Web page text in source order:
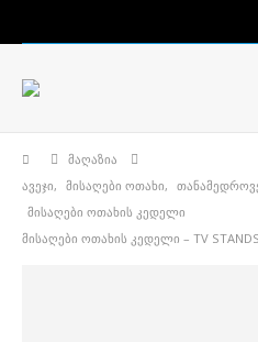
ᲛᲐᲦᲐᲖᲘᲐ
ᲐᲕᲔᲯᲘ, ᲛᲘᲡᲐᲦᲔᲑᲘ ᲝᲗᲐᲮᲘ,
ᲛᲘᲡᲐᲦᲔᲑᲘ ᲝᲗᲐᲮᲘᲡ ᲙᲔᲓᲔᲚᲘ
ᲛᲘᲡᲐᲦᲔᲑᲘ ᲝᲗᲐᲮᲘᲡ ᲙᲔᲓᲔᲚᲘ – TV STANDS